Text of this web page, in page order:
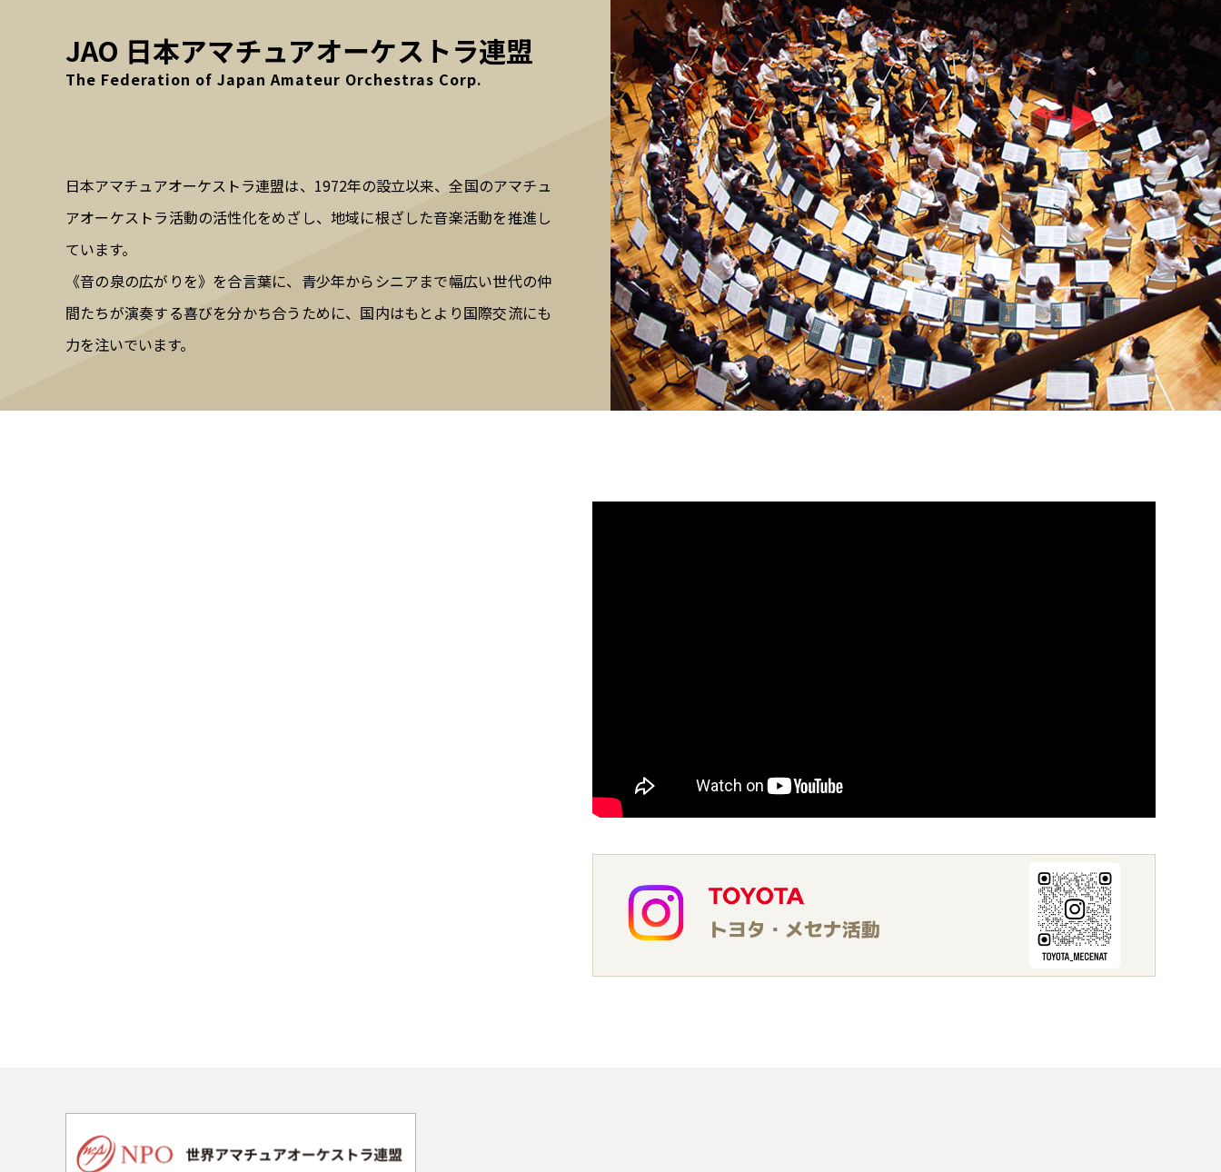
JAO 日本アマチュアオーケストラ連盟
The Federation of Japan Amateur Orchestras Corp.
日本アマチュアオーケストラ連盟は、1972年の設立以来、全国のアマチュ
アオーケストラ活動の活性化をめざし、地域に根ざした音楽活動を推進し
ています。
《音の泉の広がりを》を合言葉に、青少年からシニアまで幅広い世代の仲
間たちが演奏する喜びを分かち合うために、国内はもとより国際交流にも
力を注いでいます。